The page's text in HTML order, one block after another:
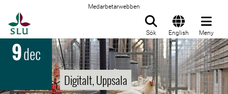
Medarbetarwebben
Sök English Meny
9dec
Digitalt, Uppsala